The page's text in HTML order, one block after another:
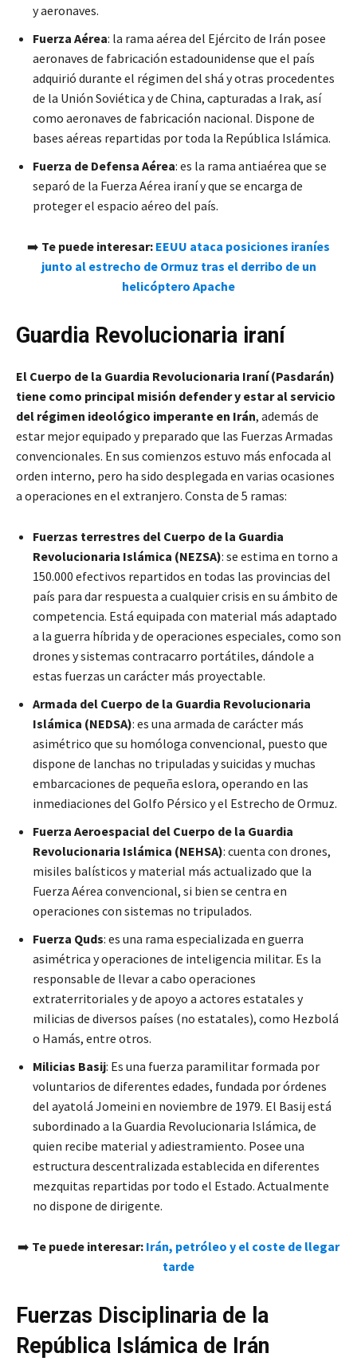
y aeronaves.
Fuerza Aérea: la rama aérea del Ejército de Irán posee
aeronaves de fabricación estadounidense que el país
adquirió durante el régimen del shá y otras procedentes
de la Unión Soviética y de China, capturadas a Irak, así
como aeronaves de fabricación nacional. Dispone de
bases aéreas repartidas por toda la República Islámica.
Fuerza de Defensa Aérea: es la rama antiaérea que se
separó de la Fuerza Aérea iraní y que se encarga de
proteger el espacio aéreo del país.
➡️ Te puede interesar: EEUU ataca posiciones iraníes
junto al estrecho de Ormuz tras el derribo de un
helicóptero Apache
Guardia Revolucionaria iraní
El Cuerpo de la Guardia Revolucionaria Iraní (Pasdarán)
tiene como principal misión defender y estar al servicio
del régimen ideológico imperante en Irán, además de
estar mejor equipado y preparado que las Fuerzas Armadas
convencionales. En sus comienzos estuvo más enfocada al
orden interno, pero ha sido desplegada en varias ocasiones
a operaciones en el extranjero. Consta de 5 ramas:
Fuerzas terrestres del Cuerpo de la Guardia
Revolucionaria Islámica (NEZSA): se estima en torno a
150.000 efectivos repartidos en todas las provincias del
país para dar respuesta a cualquier crisis en su ámbito de
competencia. Está equipada con material más adaptado
a la guerra híbrida y de operaciones especiales, como son
drones y sistemas contracarro portátiles, dándole a
estas fuerzas un carácter más proyectable.
Armada del Cuerpo de la Guardia Revolucionaria
Islámica (NEDSA): es una armada de carácter más
asimétrico que su homóloga convencional, puesto que
dispone de lanchas no tripuladas y suicidas y muchas
embarcaciones de pequeña eslora, operando en las
inmediaciones del Golfo Pérsico y el Estrecho de Ormuz.
Fuerza Aeroespacial del Cuerpo de la Guardia
Revolucionaria Islámica (NEHSA): cuenta con drones,
misiles balísticos y material más actualizado que la
Fuerza Aérea convencional, si bien se centra en
operaciones con sistemas no tripulados.
Fuerza Quds: es una rama especializada en guerra
asimétrica y operaciones de inteligencia militar. Es la
responsable de llevar a cabo operaciones
extraterritoriales y de apoyo a actores estatales y
milicias de diversos países (no estatales), como Hezbolá
o Hamás, entre otros.
Milicias Basij: Es una fuerza paramilitar formada por
voluntarios de diferentes edades, fundada por órdenes
del ayatolá Jomeini en noviembre de 1979. El Basij está
subordinado a la Guardia Revolucionaria Islámica, de
quien recibe material y adiestramiento. Posee una
estructura descentralizada establecida en diferentes
mezquitas repartidas por todo el Estado. Actualmente
no dispone de dirigente.
➡️ Te puede interesar: Irán, petróleo y el coste de llegar
tarde
Fuerzas Disciplinaria de la
República Islámica de Irán